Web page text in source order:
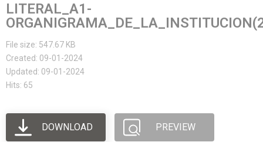
LITERAL_A1-
File size: 547.67 KB
Created: 09-01-2024
Updated: 09-01-2024
Hits: 65
DOWNLOAD PREVIEW